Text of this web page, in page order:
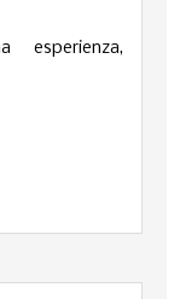
esperienza,